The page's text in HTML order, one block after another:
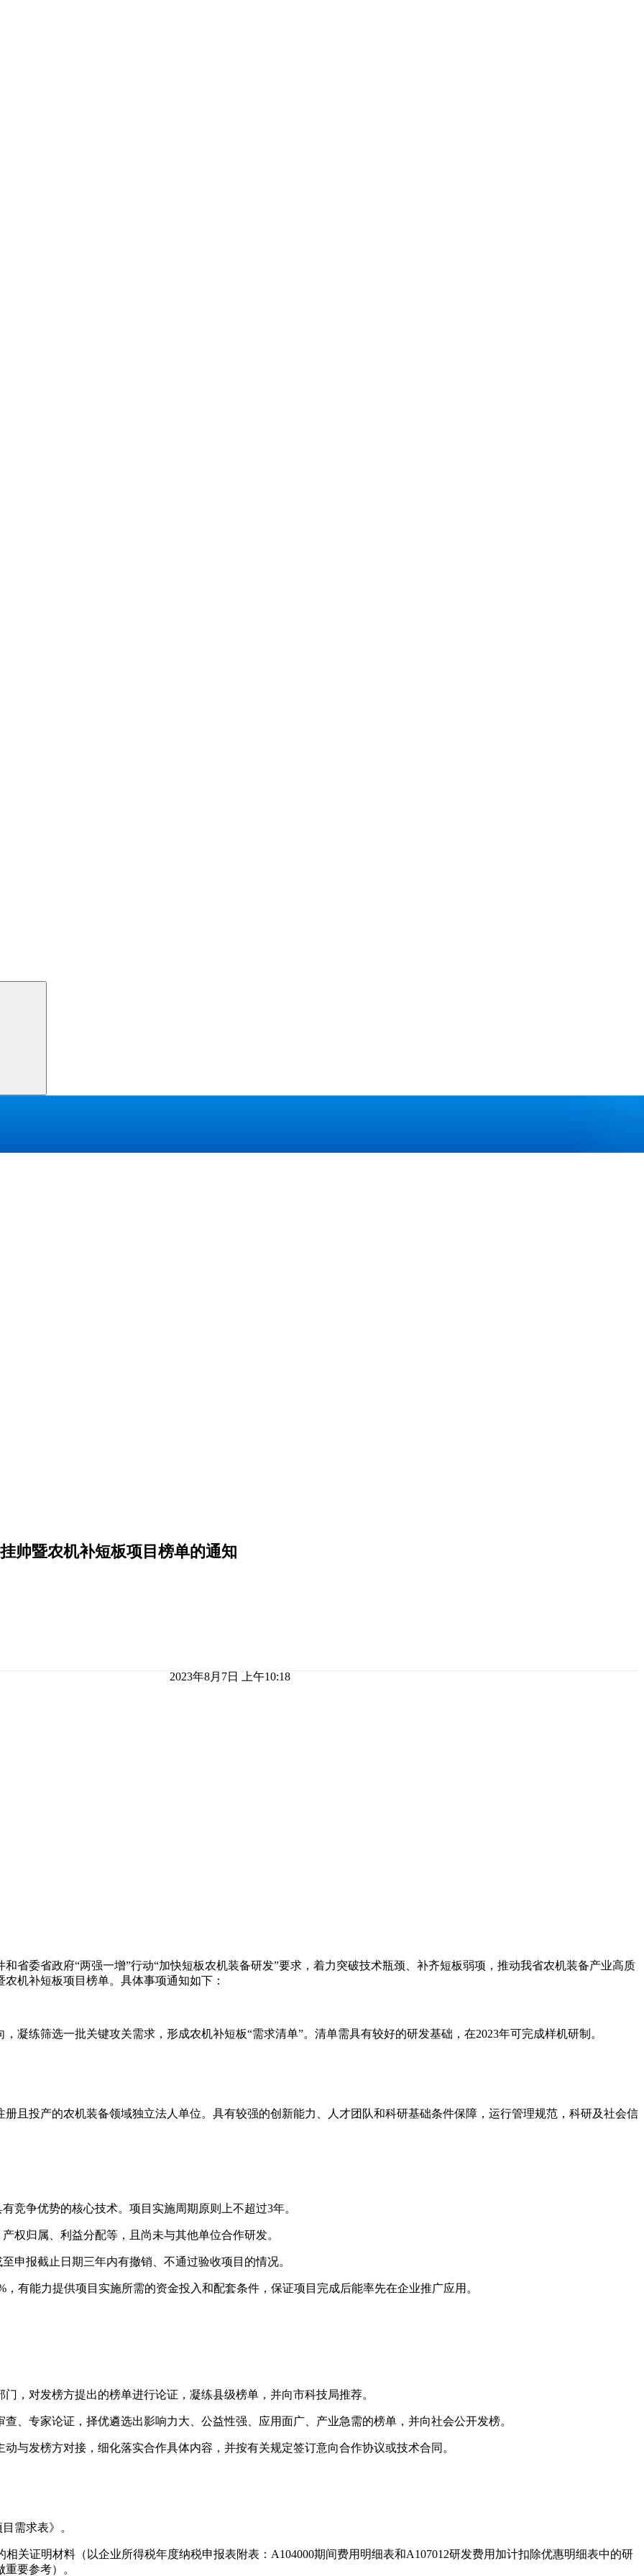
帅暨农机补短板项目榜单的通知
2023年8月7日 上午10:18
省委省政府“两强一增”行动“加快短板农机装备研发”要求，着力突破技术瓶颈、补齐短板弱项，推动我省农机装备产业高质
机补短板项目榜单。具体事项通知如下：
凝练筛选一批关键攻关需求，形成农机补短板“需求清单”。清单需具有较好的研发基础，在2023年可完成样机研制。
且投产的农机装备领域独立法人单位。具有较强的创新能力、人才团队和科研基础条件保障，运行管理规范，科研及社会信
竞争优势的核心技术。项目实施周期原则上不超过3年。
权归属、利益分配等，且尚未与其他单位合作研发。
申报截止日期三年内有撤销、不通过验收项目的情况。
有能力提供项目实施所需的资金投入和配套条件，保证项目完成后能率先在企业推广应用。
，对发榜方提出的榜单进行论证，凝练县级榜单，并向市科技局推荐。
、专家论证，择优遴选出影响力大、公益性强、应用面广、产业急需的榜单，并向社会公开发榜。
与发榜方对接，细化落实合作具体内容，并按有关规定签订意向合作协议或技术合同。
需求表》。
关证明材料（以企业所得税年度纳税申报表附表：A104000期间费用明细表和A107012研发费用加计扣除优惠明细表中的研
要参考）。